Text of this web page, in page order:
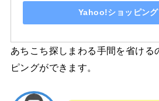
Yahoo!ショッピン
あちこち探しまわる手間を省ける
ピングができます。